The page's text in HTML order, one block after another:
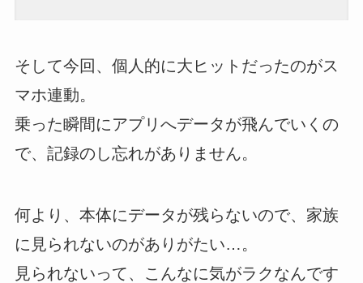
そして今回、個人的に大ヒットだったのがス
マホ連動。
乗った瞬間にアプリへデータが飛んでいくの
で、記録のし忘れがありません。
何より、本体にデータが残らないので、家族
に見られないのがありがたい…。
見られないって、こんなに気がラクなんです